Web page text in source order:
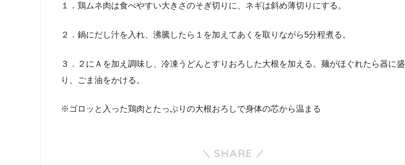
１．鶏ムネ肉は食べやすい大きさのそぎ切りに、ネギは斜め薄切りにする。
２．鍋にだし汁を入れ、沸騰したら１を加えてあくを取りながら5分程煮る。
３．２にＡを加え調味し、冷凍うどんとすりおろした大根を加える。麺がほぐれたら器に盛
り、ごま油をかける。
※ゴロッと入った鶏肉とたっぷりの大根おろしで身体の芯から温まる
SHARE